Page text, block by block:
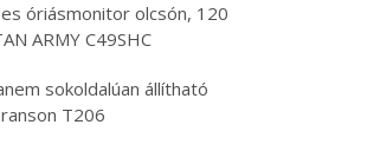
óriásmonitor olcsón, 120
ARMY C49SHC
sokoldalúan állítható
T206